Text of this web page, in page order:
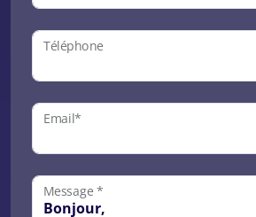
Téléphone
Email*
Message *